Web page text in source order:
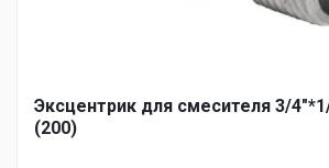
Эксцентрик для смесителя 3/
(200)